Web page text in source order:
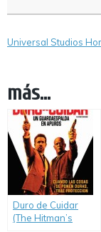
Universal Studios
más...
Duro de Cuidar
(The Hitman’s